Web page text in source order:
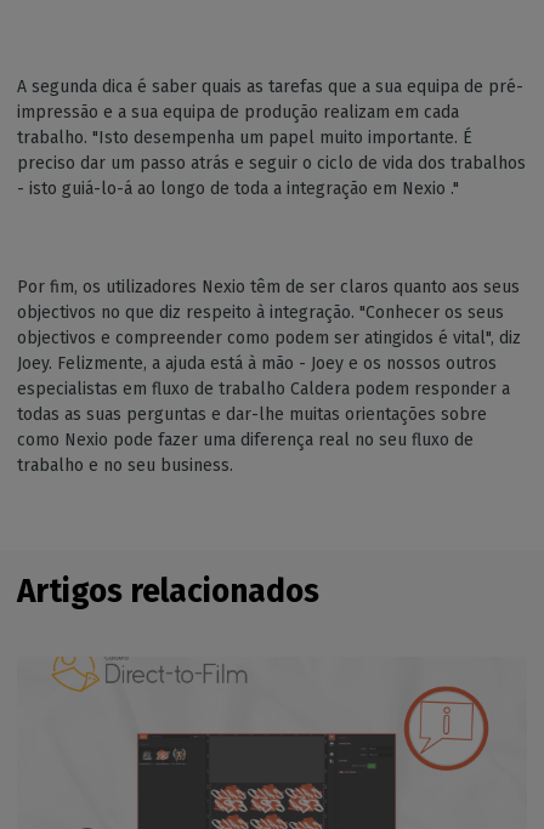
A segunda dica é saber quais as tarefas que a sua equipa de pré-
impressão e a sua equipa de produção realizam em cada
trabalho. "Isto desempenha um papel muito importante. É
preciso dar um passo atrás e seguir o ciclo de vida dos trabalhos
- isto guiá-lo-á ao longo de toda a integração em Nexio ."
Por fim, os utilizadores Nexio têm de ser claros quanto aos seus
objectivos no que diz respeito à integração. "Conhecer os seus
objectivos e compreender como podem ser atingidos é vital", diz
Joey. Felizmente, a ajuda está à mão - Joey e os nossos outros
especialistas em fluxo de trabalho Caldera podem responder a
todas as suas perguntas e dar-lhe muitas orientações sobre
como Nexio pode fazer uma diferença real no seu fluxo de
trabalho e no seu business.
Artigos relacionados